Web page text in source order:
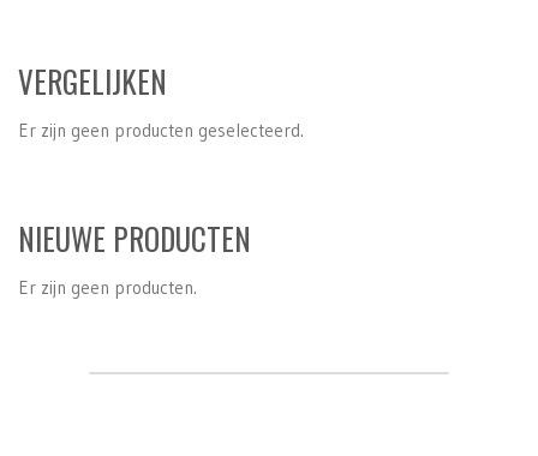
VERGELIJKEN
Er zijn geen producten geselecteerd.
NIEUWE PRODUCTEN
Er zijn geen producten.